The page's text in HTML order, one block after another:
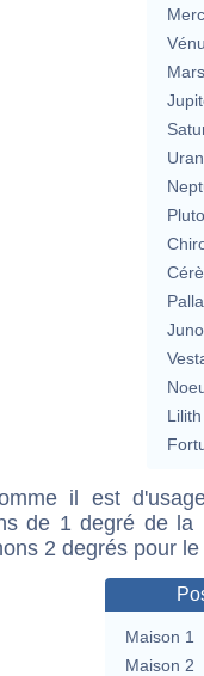
Mars
Lilith
il est
de 1 degré de la
2 degrés pour
Maison 1
Maison 2